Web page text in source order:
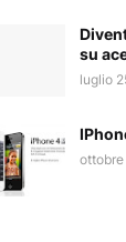
su
luglio
ottobre